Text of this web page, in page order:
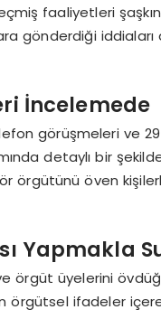
faaliyetleri
gönderdiği
İncelemede
görüşmeleri ve
detaylı bir
örgütünü öven
Yapmakla
örgüt üyelerini
örgütsel ifadeler